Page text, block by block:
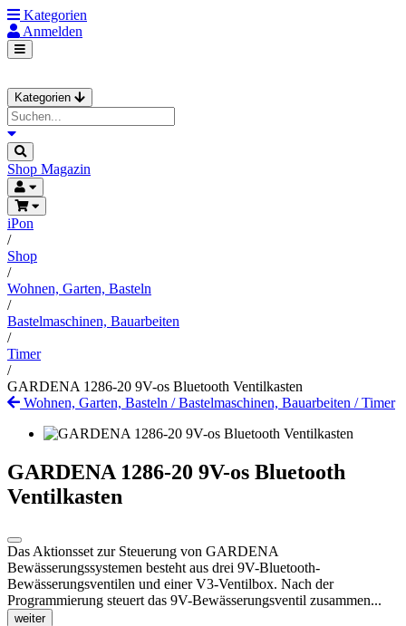
Kategorien
Anmelden
Kategorien
Shop Magazin
iPon
/
Shop
/
Wohnen, Garten, Basteln
/
Bastelmaschinen, Bauarbeiten
/
Timer
/
GARDENA 1286-20 9V-os Bluetooth Ventilkasten
Wohnen, Garten, Basteln /Bastelmaschinen, Bauarbeiten /Timer
GARDENA 1286-20 9V-os Bluetooth
Ventilkasten
Das Aktionsset zur Steuerung von GARDENA
Bewässerungssystemen besteht aus drei 9V-Bluetooth-
Bewässerungsventilen und einer V3-Ventilbox. Nach der
Programmierung steuert das 9V-Bewässerungsventil zusammen...
weiter